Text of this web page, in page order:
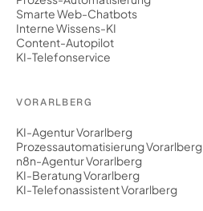
Smarte Web-Chatbots
Interne Wissens-KI
Content-Autopilot
KI-Telefonservice
VORARLBERG
KI-Agentur Vorarlberg
Prozessautomatisierung Vorarlberg
n8n-Agentur Vorarlberg
KI-Beratung Vorarlberg
KI-Telefonassistent Vorarlberg